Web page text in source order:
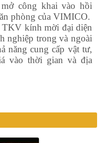
công khai vào hồi
phòng của VIMICO.
TKV kính mời đại diện
nghiệp trong và ngoài
năng cung cấp vật tư,
vào thời gian và địa